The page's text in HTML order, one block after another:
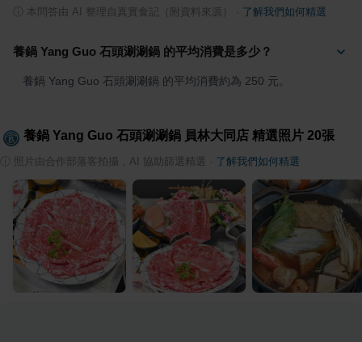
本問答由 AI 整理自真實食記（附資料來源） 了解我們如何精選
養鍋 Yang Guo 石頭涮涮鍋 的平均消費是多少？
養鍋 Yang Guo 石頭涮涮鍋 的平均消費約為 250 元。
養鍋 Yang Guo 石頭涮涮鍋 員林大同店 精選照片 20張
照片由合作部落客拍攝，AI 協助篩選精選 了解我們如何精選